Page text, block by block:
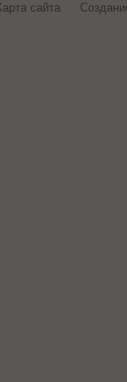
сайта